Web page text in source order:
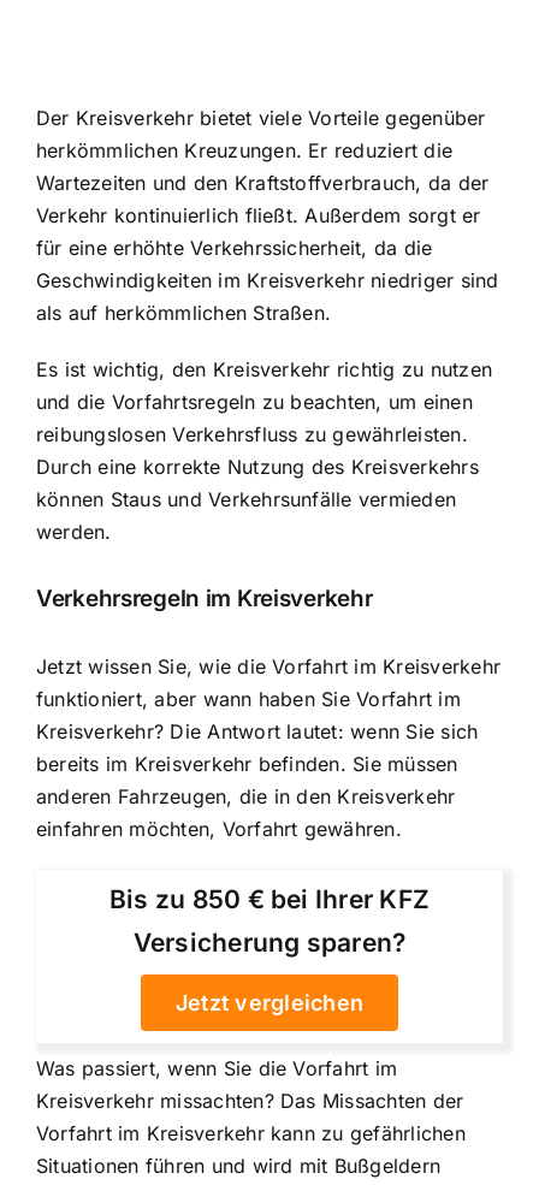
Der Kreisverkehr bietet viele Vorteile gegenüber
herkömmlichen Kreuzungen. Er reduziert die
Wartezeiten und den Kraftstoffverbrauch, da der
Verkehr kontinuierlich fließt. Außerdem sorgt er
für eine erhöhte Verkehrssicherheit, da die
Geschwindigkeiten im Kreisverkehr niedriger sind
als auf herkömmlichen Straßen.
Es ist wichtig, den Kreisverkehr richtig zu nutzen
und die Vorfahrtsregeln zu beachten, um einen
reibungslosen Verkehrsfluss zu gewährleisten.
Durch eine korrekte Nutzung des Kreisverkehrs
können Staus und Verkehrsunfälle vermieden
werden.
Verkehrsregeln im Kreisverkehr
Jetzt wissen Sie, wie die Vorfahrt im Kreisverkehr
funktioniert, aber wann haben Sie Vorfahrt im
Kreisverkehr? Die Antwort lautet: wenn Sie sich
bereits im Kreisverkehr befinden. Sie müssen
anderen Fahrzeugen, die in den Kreisverkehr
einfahren möchten, Vorfahrt gewähren.
Bis zu 850 € bei Ihrer KFZ
Versicherung sparen?
Jetzt vergleichen
Was passiert, wenn Sie die Vorfahrt im
Kreisverkehr missachten? Das Missachten der
Vorfahrt im Kreisverkehr kann zu gefährlichen
Situationen führen und wird mit Bußgeldern